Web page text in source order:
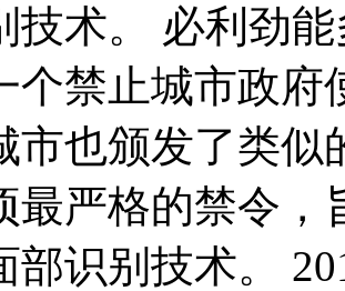
技术。 必利劲
个禁止城市政
市也颁发了类似
最严格的禁令，
部识别技术。